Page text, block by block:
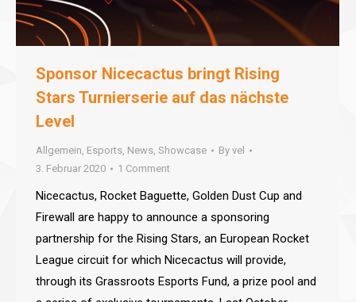
Sponsor Nicecactus bringt Rising
Stars Turnierserie auf das nächste
Level
Allgemein, Esports, News, Showcase By vel
3. Februar 2020
1 Comment
Nicecactus, Rocket Baguette, Golden Dust Cup and
Firewall are happy to announce a sponsoring
partnership for the Rising Stars, an European Rocket
League circuit for which Nicecactus will provide,
through its Grassroots Esports Fund, a prize pool and